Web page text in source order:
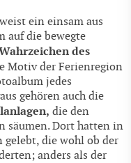
ein einsam aus
auf die bewegte
des
Motiv der Ferienregion
jedes
gehören auch die
die den
säumen. Dort hatten in
gelebt, die wohl ob der
anders als der